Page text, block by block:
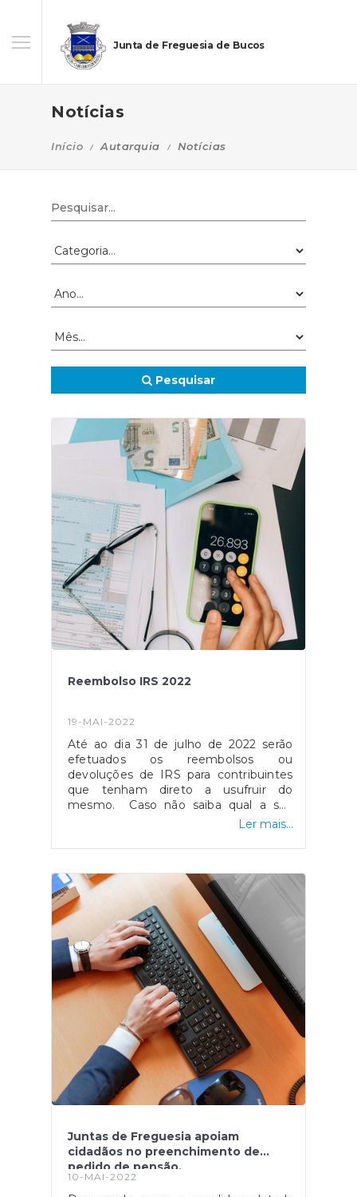
Junta de Freguesia de Bucos
Notícias
Início Autarquia Notícias
Pesquisar
Reembolso IRS 2022
19-MAI-2022
Até ao dia 31 de julho de 2022 serão
efetuados os reembolsos ou
devoluções de IRS para contribuintes
que tenham direto a usufruir do
mesmo. Caso não saiba qual a sua
situação atual referente ao assunto,
perceber quanto resultará da liquidação
ou ao valor que terá de pagar de
imposto adicional.Fonte: "Quando vou
receber o reembolso do IRS",
disponível
em: https://www.dinheirovivo.pt/financas-
pessoais/quando-vou-receber-o-
reembolso-do-irs-14854316.html
Ler mais...
Juntas de Freguesia apoiam
cidadãos no preenchimento de
pedido de pensão.
10-MAI-2022